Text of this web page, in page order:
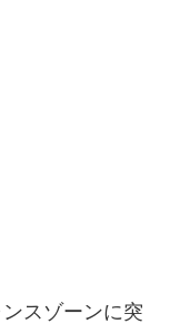
スゾーンに突